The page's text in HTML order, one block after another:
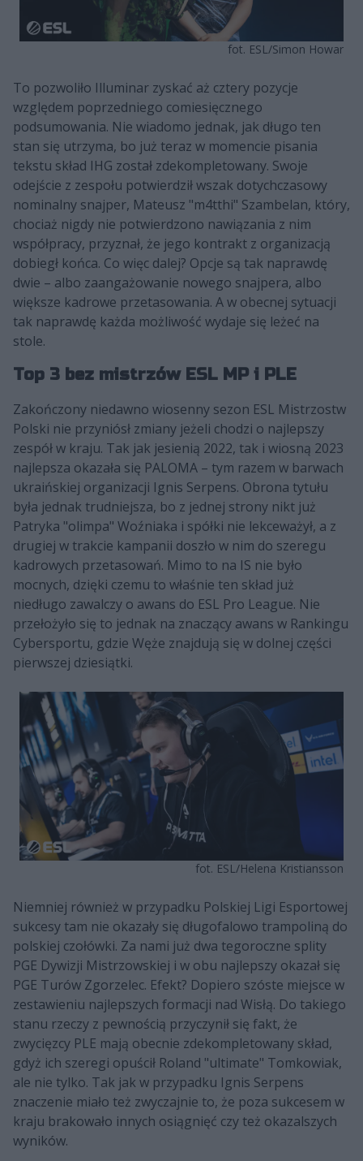
fot. ESL/Simon Howar
To pozwoliło Illuminar zyskać aż cztery pozycje
względem poprzedniego comiesięcznego
podsumowania. Nie wiadomo jednak, jak długo ten
stan się utrzyma, bo już teraz w momencie pisania
tekstu skład IHG został zdekompletowany. Swoje
odejście z zespołu potwierdził wszak dotychczasowy
nominalny snajper, Mateusz "m4tthi" Szambelan, który,
chociaż nigdy nie potwierdzono nawiązania z nim
współpracy, przyznał, że jego kontrakt z organizacją
dobiegł końca. Co więc dalej? Opcje są tak naprawdę
dwie – albo zaangażowanie nowego snajpera, albo
większe kadrowe przetasowania. A w obecnej sytuacji
tak naprawdę każda możliwość wydaje się leżeć na
stole.
Top 3 bez mistrzów ESL MP i PLE
Zakończony niedawno wiosenny sezon ESL Mistrzostw
Polski nie przyniósł zmiany jeżeli chodzi o najlepszy
zespół w kraju. Tak jak jesienią 2022, tak i wiosną 2023
najlepsza okazała się PALOMA – tym razem w barwach
ukraińskiej organizacji Ignis Serpens. Obrona tytułu
była jednak trudniejsza, bo z jednej strony nikt już
Patryka "olimpa" Woźniaka i spółki nie lekceważył, a z
drugiej w trakcie kampanii doszło w nim do szeregu
kadrowych przetasowań. Mimo to na IS nie było
mocnych, dzięki czemu to właśnie ten skład już
niedługo zawalczy o awans do ESL Pro League. Nie
przełożyło się to jednak na znaczący awans w Rankingu
Cybersportu, gdzie Węże znajdują się w dolnej części
pierwszej dziesiątki.
fot. ESL/Helena Kristiansson
Niemniej również w przypadku Polskiej Ligi Esportowej
sukcesy tam nie okazały się długofalowo trampoliną do
polskiej czołówki. Za nami już dwa tegoroczne splity
PGE Dywizji Mistrzowskiej i w obu najlepszy okazał się
PGE Turów Zgorzelec. Efekt? Dopiero szóste miejsce w
zestawieniu najlepszych formacji nad Wisłą. Do takiego
stanu rzeczy z pewnością przyczynił się fakt, że
zwycięzcy PLE mają obecnie zdekompletowany skład,
gdyż ich szeregi opuścił Roland "ultimate" Tomkowiak,
ale nie tylko. Tak jak w przypadku Ignis Serpens
znaczenie miało też zwyczajnie to, że poza sukcesem w
kraju brakowało innych osiągnięć czy też okazalszych
wyników.